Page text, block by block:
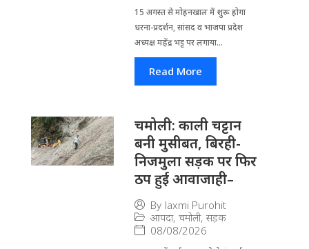
15 अगस्त से मोहनखाल में शुरू होगा
धरना-प्रदर्शन, सांसद व भाजपा प्रदेश
अध्यक्ष महेंद्र भट्ट पर लगाया...
Read More
चमोली: काली चट्टान
बनी मुसीबत, बिरही-
निजमुला सड़क पर फिर
ठप हुई आवाजाही–
By laxmi Purohit
आपदा, चमोली, सड़क
08/08/2026